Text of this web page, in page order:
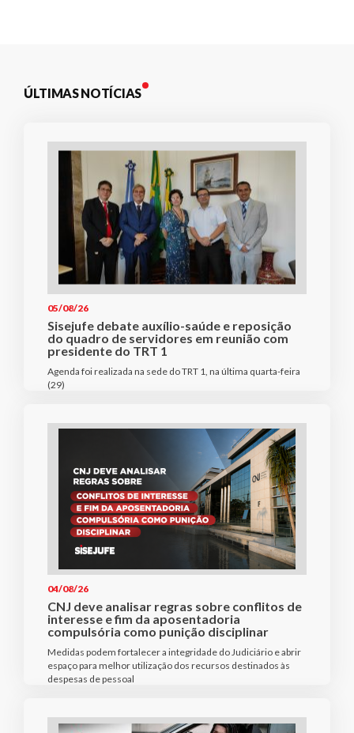
ÚLTIMAS NOTÍCIAS
05/08/26
Sisejufe debate auxílio-saúde e reposição
do quadro de servidores em reunião com
presidente do TRT 1
Agenda foi realizada na sede do TRT 1, na última quarta-feira
(29)
04/08/26
CNJ deve analisar regras sobre conflitos de
interesse e fim da aposentadoria
compulsória como punição disciplinar
Medidas podem fortalecer a integridade do Judiciário e abrir
espaço para melhor utilização dos recursos destinados às
despesas de pessoal